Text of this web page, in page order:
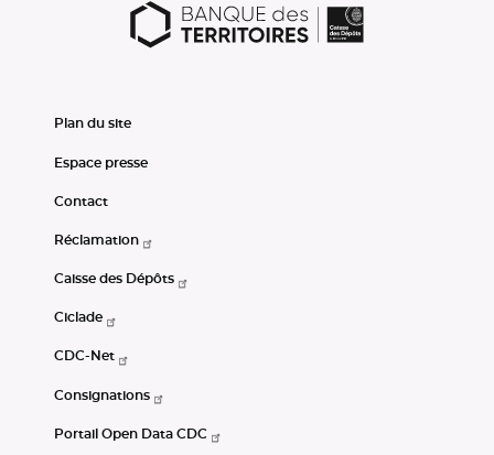
Plan du site
Espace presse
Contact
Réclamation
Caisse des Dépôts
Ciclade
CDC-Net
Consignations
Portail Open Data CDC